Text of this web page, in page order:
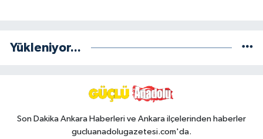
Yükleniyor...
Son Dakika Ankara Haberleri ve Ankara ilçelerinden haberler
gucluanadolugazetesi.com'da.